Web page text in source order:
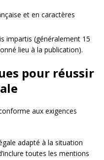
et en caractères
impartis (généralement 15
lieu à la publication).
pour réussir
aux exigences
adapté à la situation
toutes les mentions